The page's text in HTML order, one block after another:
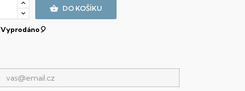
 DO KOŠÍKU
Vyprodáno🎈